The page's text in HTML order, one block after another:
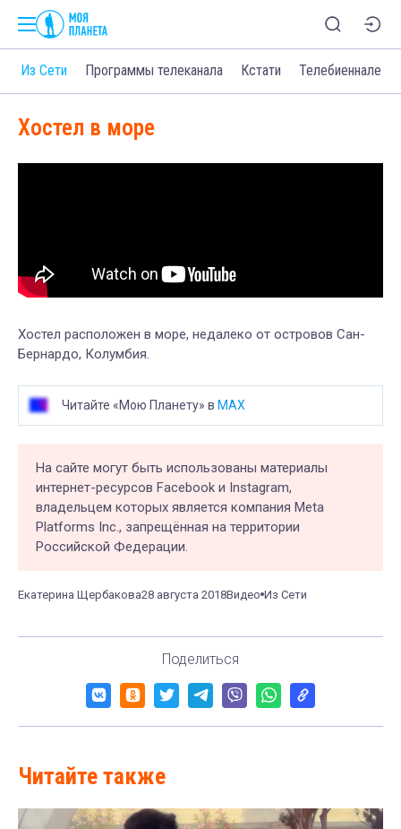
Из Сети Программы телеканала Кстати Телебиеннале
Хостел в море
Хостел расположен в море, недалеко от островов Сан-
Бернардо, Колумбия.
Читайте «Мою Планету» в MAX
На сайте могут быть использованы материалы
интернет-ресурсов Facebook и Instagram,
владельцем которых является компания Meta
Platforms Inc., запрещённая на территории
Российской Федерации.
Екатерина Щербакова28 августа 2018Видео Из Сети
Поделиться
Читайте также